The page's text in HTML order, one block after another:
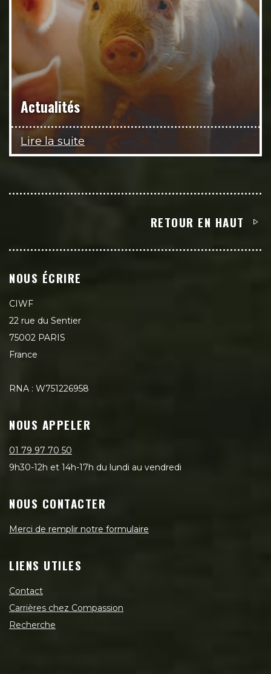
Actualités
Lire la suite
RETOUR EN HAUT
NOUS ÉCRIRE
CIWF
22 rue du Sentier
75002 PARIS
France
RNA : W751226958
NOUS APPELER
01 79 97 70 50
9h30-12h et 14h-17h du lundi au vendredi
NOUS CONTACTER
Merci de remplir notre formulaire
LIENS UTILES
Contact
Carrières chez Compassion
Recherche